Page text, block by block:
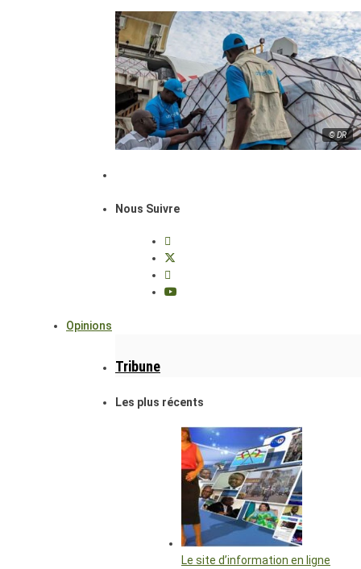
© DR
Nous Suivre
Opinions
Tribune
Les plus récents
Le site d’information en ligne